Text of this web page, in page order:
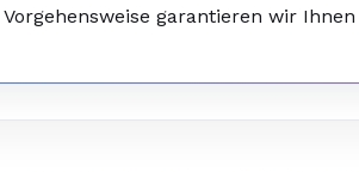
garantieren wir